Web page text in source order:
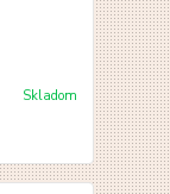
Skladom